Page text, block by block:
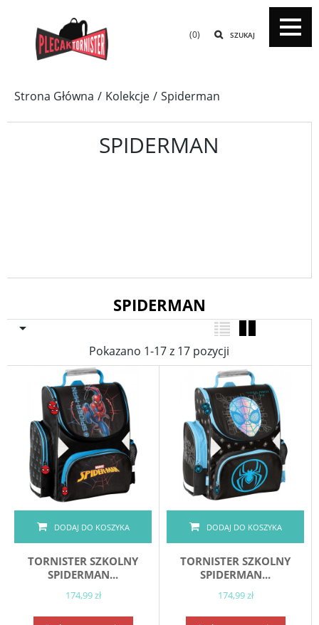
SZUKAJ
(0)
Strona Główna Kolekcje Spiderman
SPIDERMAN
SPIDERMAN

Pokazano 1-17 z 17 pozycji
DODAJ DO KOSZYKA
TORNISTER SZKOLNY
SPIDERMAN...
174,99 zł
DODAJ DO KOSZYKA
TORNISTER SZKOLNY
SPIDERMAN...
174,99 zł